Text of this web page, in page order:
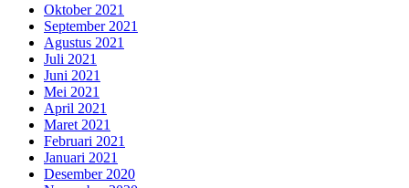
Oktober 2021
September 2021
Agustus 2021
Juli 2021
Juni 2021
Mei 2021
April 2021
Maret 2021
Februari 2021
Januari 2021
Desember 2020